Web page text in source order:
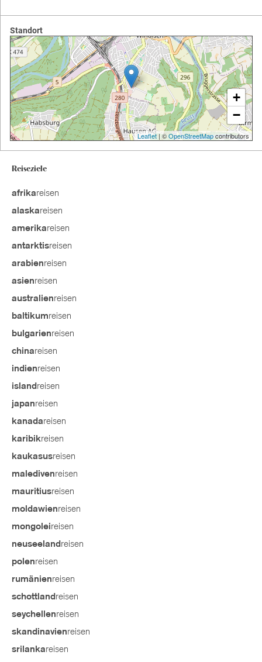
Standort
+
−
Leaflet| ©OpenStreetMapcontributors
Reiseziele
afrikareisen
alaskareisen
amerikareisen
antarktisreisen
arabienreisen
asienreisen
australienreisen
baltikumreisen
bulgarienreisen
chinareisen
indienreisen
island reisen
japanreisen
kanadareisen
karibikreisen
kaukasusreisen
maledivenreisen
mauritiusreisen
moldawienreisen
mongoleireisen
neuseeland reisen
polenreisen
rumänienreisen
schottland reisen
seychellenreisen
skandinavienreisen
srilankareisen